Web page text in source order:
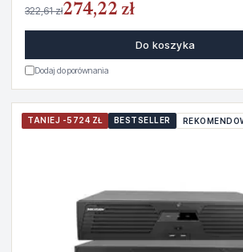
322,61 zł274,22 zł
Do koszyka
Dodaj do porównania
TANIEJ -5724 ZŁ BESTSELLER